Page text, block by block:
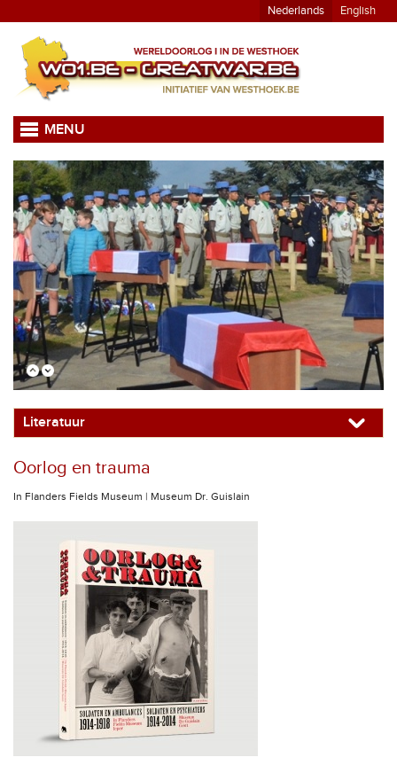
Nederlands English
MENU
Literatuur
Oorlog en trauma
In Flanders Fields Museum | Museum Dr. Guislain